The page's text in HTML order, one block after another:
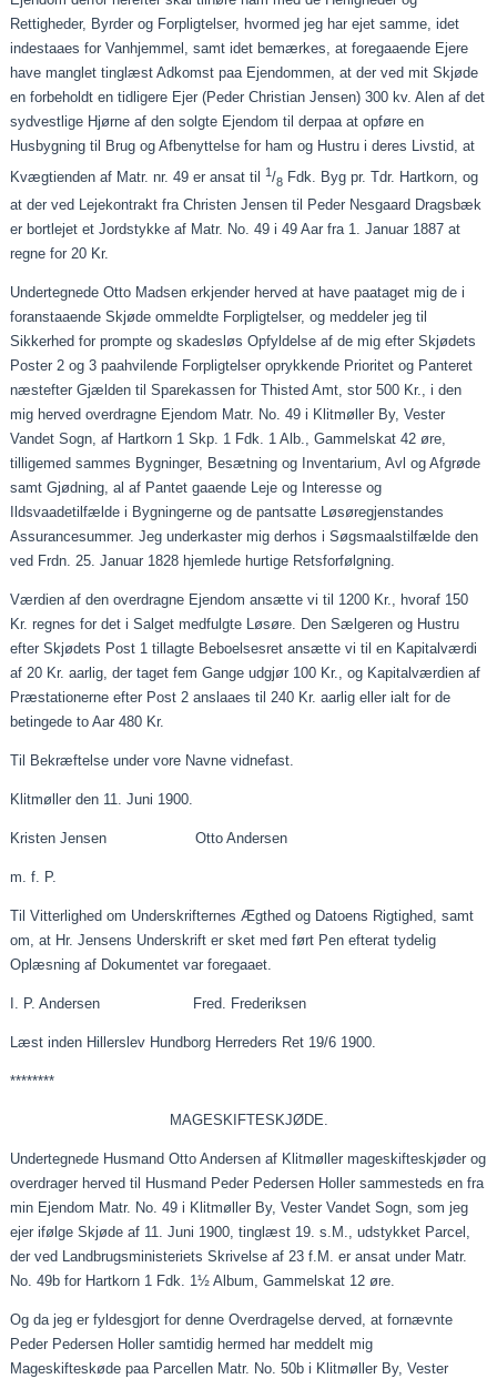
Rettigheder, Byrder og Forpligtelser, hvormed jeg har ejet samme, idet
indestaaes for Vanhjemmel, samt idet bemærkes, atforegaaende Ejere
have manglet tinglæst AdkomstpaaEjendommen, at der ved mit Skjøde
en forbeholdt en tidligere Ejer (Peder Christian Jensen) 300 kv. Alen af det
sydvestlige Hjørne af den solgte Ejendom tilderpaaat opføre en
Husbygning til Brug og Afbenyttelse for ham og Hustru i deres Livstid, at
Kvægtienden af Matr. nr. 49 er ansat til1 /8 Fdk. Byg pr. Tdr. Hartkorn, og
at der ved Lejekontrakt fra Christen Jensen til Peder Nesgaard Dragsbæk
er bortlejet et Jordstykke af Matr. No. 49 i 49Aar fra 1.Januar 1887 at
regne for 20 Kr.
Undertegnede Otto Madsenerkjender herved at havepaataget mig de i
foranstaaende Skjøde ommeldte Forpligtelser, og meddeler jeg til
Sikkerhed for prompte og skadesløs Opfyldelse af de mig efterSkjødets
Poster 2 og 3paahvilende Forpligtelser oprykkende Prioritet og Panteret
næstefterGjælden til Sparekassen for Thisted Amt, stor 500 Kr., i den
mig herved overdragne Ejendom Matr. No. 49 i Klitmøller By, Vester
Vandet Sogn, af Hartkorn 1 Skp. 1 Fdk. 1 Alb., Gammelskat 42 øre,
tilligemed sammes Bygninger, Besætning og Inventarium, Avl og Afgrøde
samtGjødning, al af Pantetgaaende Leje og Interesse og
Ildsvaadetilfælde i Bygningerne og de pantsatte Løsøregjenstandes
Assurancesummer. Jeg underkaster mig derhos iSøgsmaalstilfælde den
ved Frdn. 25.Januar 1828 hjemlede hurtige Retsforfølgning.
Værdien af den overdragne Ejendomansætte vi til 1200 Kr., hvoraf 150
Kr. regnes for det i Salget medfulgte Løsøre. Den Sælgeren og Hustru
efterSkjødets Post 1 tillagte Beboelsesretansætte vi til en Kapitalværdi
af 20 Kr.aarlig, der taget fem Gangeudgjør 100 Kr., og Kapitalværdien af
Præstationerne efter Post 2anslaaes til 240 Kr.aarlig ellerialt for de
betingede toAar 480 Kr.
Til Bekræftelse undervore Navne vidnefast.
Klitmøller den 11.Juni 1900.
Kristen Jensen Otto Andersen
m. f. P.
Til Vitterlighed om Underskrifternes Ægthed og Datoens Rigtighed, samt
om, at Hr. Jensens Underskrift er sket med ført Penefterat tydelig
Oplæsning af Dokumentet varforegaaet.
I. P. Andersen Fred. Frederiksen
Læst inden Hillerslev Hundborg Herreders Ret 19/6 1900.
********
MAGESKIFTESKJØDE.
Undertegnede Husmand Otto Andersen af Klitmøllermageskifteskjøder og
overdrager herved til Husmand Peder Pedersen Holler sammesteds en fra
min Ejendom Matr. No. 49 i Klitmøller By, Vester Vandet Sogn, som jeg
ejer ifølge Skjøde af 11.Juni 1900, tinglæst 19.s.M ., udstykket Parcel,
der ved Landbrugsministeriets Skrivelse af 23f.M . er ansat under Matr.
No. 49b for Hartkorn 1 Fdk. 1½ Album, Gammelskat 12 øre.
Og da jeg erfyldesgjort for denne Overdragelse derved, at fornævnte
Peder Pedersen Holler samtidig hermed har meddelt mig
MageskifteskødepaaParcellen Matr. No. 50b i Klitmøller By, Vester